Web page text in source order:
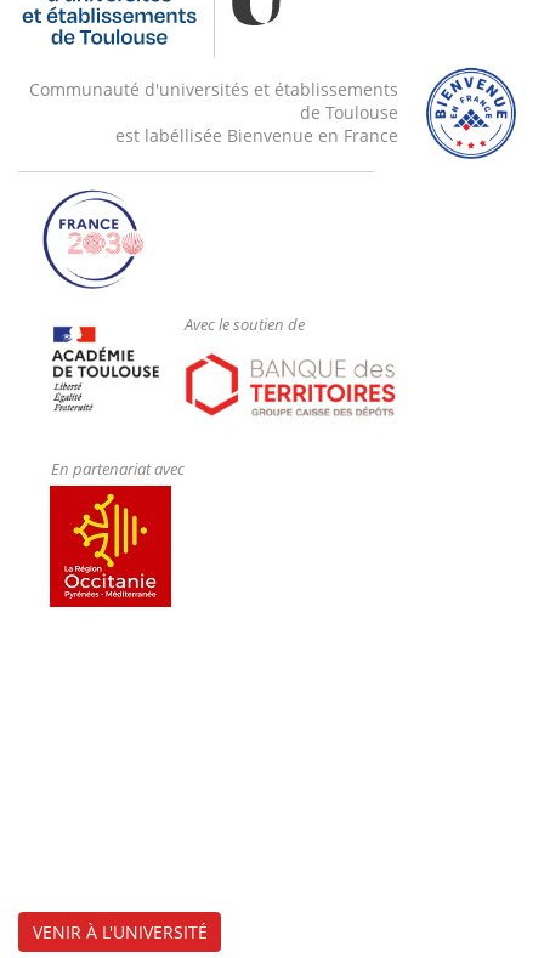
Communauté d'universités et établissements
de Toulouse
est labéllisée Bienvenue en France
Avec le soutien de
En partenariat avec
VENIR À L'UNIVERSITÉ